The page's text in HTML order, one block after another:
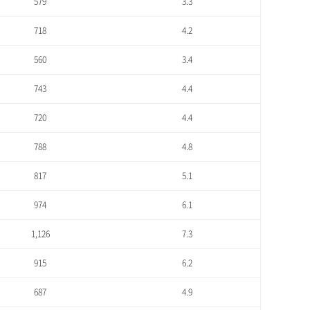
718 4.2
560 3.4
743 4.4
720 4.4
788 4.8
817 5.1
974 6.1
1,126 7.3
915 6.2
687 4.9